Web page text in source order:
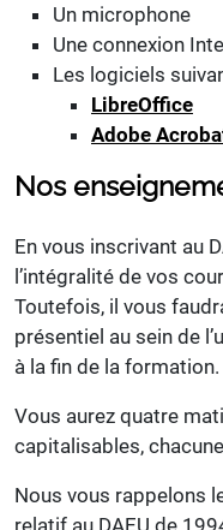
Un microphone
Une connexion
Les logiciels
LibreOffice
Adobe
Nos
En vous inscrivant au
l’intégralité de vos
Toutefois, il vous
présentiel au sein de
à la fin de la formation.
Vous aurez quatre
capitalisables,
Nous vous rappelons
relatif au DAEU de